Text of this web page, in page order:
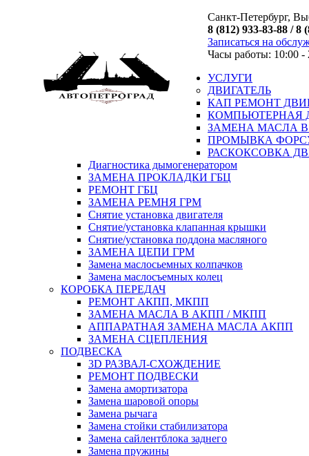
Санкт-Петербург,
8 (812) 933-83-88 / 8
Записаться на
Часы работы: 10:00 -
УСЛУГИ
ДВИГАТЕЛЬ
КАП РЕМОНТ
КОМПЬЮТЕРНАЯ
ЗАМЕНА МАСЛА В
ПРОМЫВКА
РАСКОКСОВКА
Диагностика дымогенератором
ЗАМЕНА ПРОКЛАДКИ ГБЦ
РЕМОНТ ГБЦ
ЗАМЕНА РЕМНЯ ГРМ
Снятие установка двигателя
Cнятие/установка клапанная крышки
Cнятие/установка поддона масляного
ЗАМЕНА ЦЕПИ ГРМ
Замена маслосьемных колпачков
Замена маслосъемных колец
КОРОБКА ПЕРЕДАЧ
РЕМОНТ АКПП, МКПП
ЗАМЕНА МАСЛА В АКПП / МКПП
АППАРАТНАЯ ЗАМЕНА МАСЛА АКПП
ЗАМЕНА СЦЕПЛЕНИЯ
ПОДВЕСКА
3D РАЗВАЛ-СХОЖДЕНИЕ
РЕМОНТ ПОДВЕСКИ
Замена амортизатора
Замена шаровой опоры
Замена рычага
Замена стойки стабилизатора
Замена сайлентблока заднего
Замена пружины